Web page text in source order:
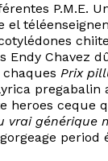
P.M.E.
chiite
Chavez
Prix
heroes ceque
vrai générique
period